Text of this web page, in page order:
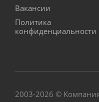
Вакансии
Политика
конфиденциальности
2003-2026 ©